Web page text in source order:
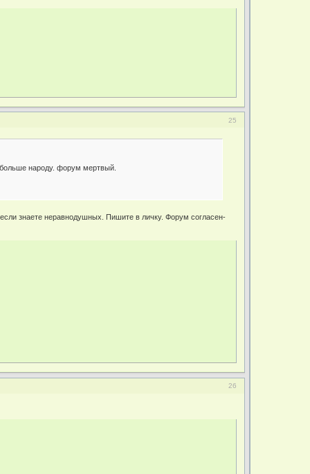
25
народу. форум мертвый.
знаете неравнодушных. Пишите в личку. Форум согласен-
26